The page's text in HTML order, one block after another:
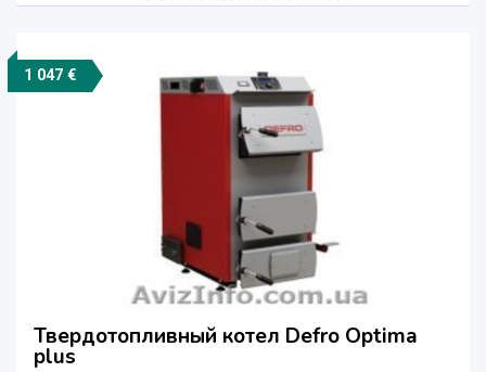
1 047 €
Твердотопливный котел Defro Optima
plus